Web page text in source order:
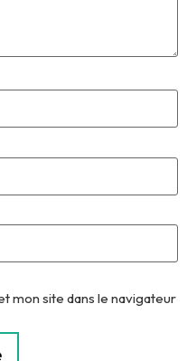
mon site dans le navigateur